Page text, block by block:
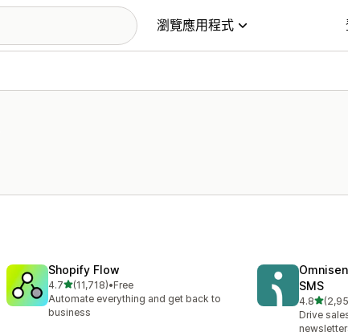
瀏覽應用程式
Shopify Flow
4.7滿分 5 顆星
(11,718)
共有 11718 則評價
•Free
Automate everything and get back to
business
SMS
4.8滿分 5
共有 2950
Drive